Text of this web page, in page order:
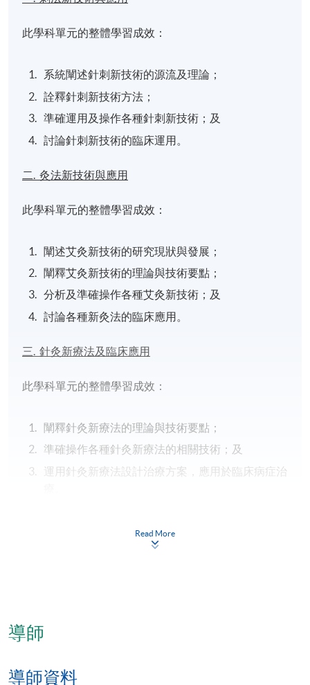
此學科單元的整體學習成效：
系統闡述針刺新技術的源流及理論；
詮釋針刺新技術方法；
準確運用及操作各種針刺新技術；及
討論針刺新技術的臨床運用。
二. 灸法新技術與應用
此學科單元的整體學習成效：
闡述艾灸新技術的研究現狀與發展；
闡釋艾灸新技術的理論與技術要點；
分析及準確操作各種艾灸新技術；及
討論各種新灸法的臨床應用。
三. 針灸新療法及臨床應用
此學科單元的整體學習成效：
闡釋針灸新療法的理論與技術要點；
準確操作各種針灸新療法的相關技術；及
運用針灸新療法設計治療方案，應用於臨床病症治
灸、趙氏雷火灸等的操作方法和技術、適應病症及注
意事項。
3. 針灸新療法及其臨床應用：介紹靳三針療法、賀氏
Read More
導師
導師資料